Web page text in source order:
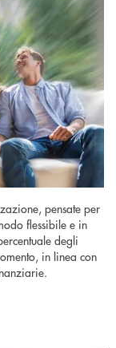
pensate per
flessibile e in
degli
in linea con